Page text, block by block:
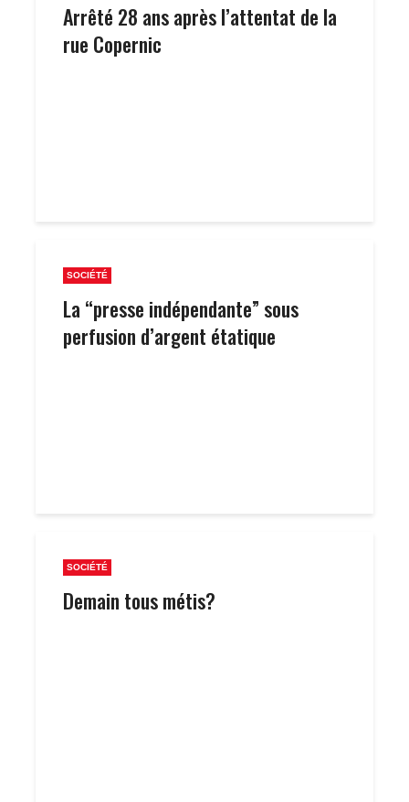
Arrêté 28 ans après l’attentat de la
rue Copernic
SOCIÉTÉ
La “presse indépendante” sous
perfusion d’argent étatique
SOCIÉTÉ
Demain tous métis?